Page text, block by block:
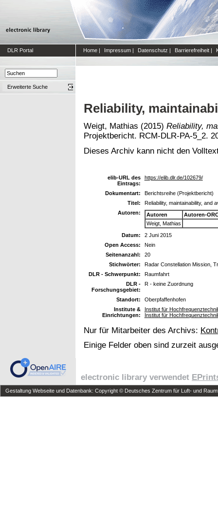
DLR Portal Home | Impressum | Datenschutz | Barrierefreiheit |
Erweiterte Suche
Reliability,
Weigt, Mathias (2015) Reliability,
Projektbericht. RCM-DLR-PA-5_2.
Dieses Archiv kann nicht den
elib-URL des
Eintrags:
https://elib.dlr.de/102679/
Dokumentart:
Berichtsreihe (Projektbericht)
Titel:
Reliability, maintainability, and
Autoren:
Autoren
Autoren-
Weigt, Mathias
Datum:
2 Juni 2015
Open Access:
Nein
Seitenanzahl:
20
Stichwörter:
Radar Constellation Mission,
DLR - Schwerpunkt:
Raumfahrt
DLR -
Forschungsgebiet:
R - keine Zuordnung
Standort:
Oberpfaffenhofen
Institute &
Einrichtungen:
Institut für
Institut für
Nur für Mitarbeiter des Archivs:
Einige Felder oben sind zurzeit
electronic library verwendet
Gestaltung Webseite und Datenbank: Copyright © Deutsches Zentrum für Luft- und